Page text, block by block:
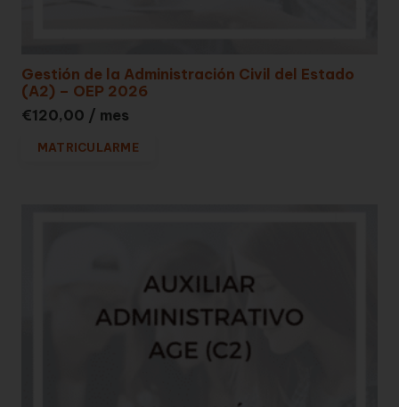
Gestión de la Administración Civil del Estado
(A2) – OEP 2026
€120,00 / mes
MATRICULARME